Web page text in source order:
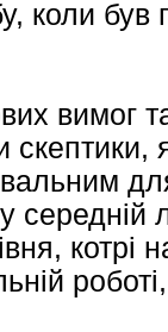
коли був
вимог
котрі